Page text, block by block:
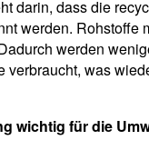
darin, dass die
werden. Rohstoffe
werden
verbraucht, was
wichtig für die